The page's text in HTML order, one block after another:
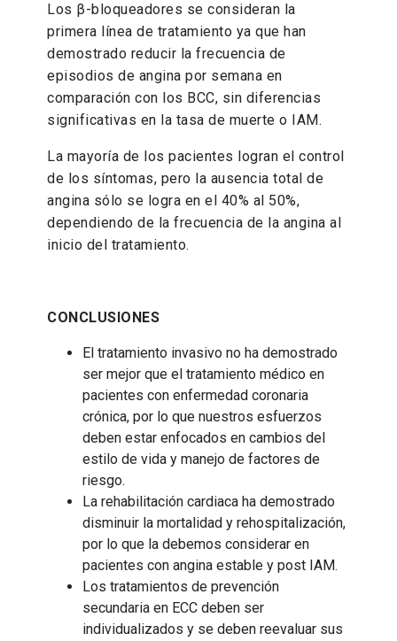
Los β-bloqueadores se consideran la
primera línea de tratamiento ya que han
demostrado reducir la frecuencia de
episodios de angina por semana en
comparación con los BCC, sin diferencias
significativas en la tasa de muerte o IAM.
La mayoría de los pacientes logran el control
de los síntomas, pero la ausencia total de
angina sólo se logra en el 40% al 50%,
dependiendo de la frecuencia de la angina al
inicio del tratamiento.
CONCLUSIONES
El tratamiento invasivo no ha demostrado
ser mejor que el tratamiento médico en
pacientes con enfermedad coronaria
crónica, por lo que nuestros esfuerzos
deben estar enfocados en cambios del
estilo de vida y manejo de factores de
riesgo.
La rehabilitación cardiaca ha demostrado
disminuir la mortalidad y rehospitalización,
por lo que la debemos considerar en
pacientes con angina estable y post IAM.
Los tratamientos de prevención
secundaria en ECC deben ser
individualizados y se deben reevaluar sus